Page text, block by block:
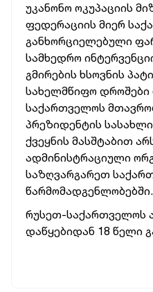
უკანონო ოკუპაციის
ფედერაციის მიერ
განხორციელებული
სამხედრო
გმირების ხსოვნის
სახელმწიფო დროშები
საქართველოს
პრეზიდენტის
ქვეყნის მასშტაბით
ადმინისტრაციული
საზღვარგარეთ
წარმომადგენლობებში.
რუსეთ-საქართველოს
დაწყებიდან 18 წელი